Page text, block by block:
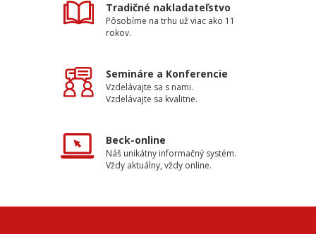
Tradičné nakladateľstvo
Pôsobíme na trhu už viac ako 11
rokov.
Semináre a Konferencie
Vzdelávajte sa s nami.
Vzdelávajte sa kvalitne.
Beck-online
Náš unikátny informačný systém.
Vždy aktuálny, vždy online.